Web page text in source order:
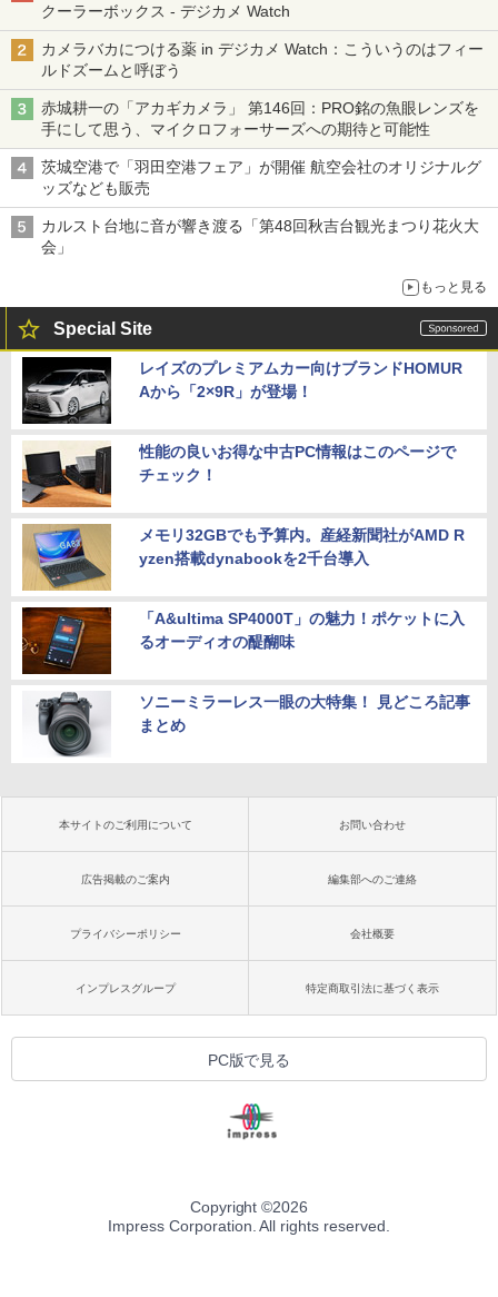
クーラーボックス - デジカメ Watch
カメラバカにつける薬 in デジカメ Watch：こういうのはフィー
ルドズームと呼ぼう
赤城耕一の「アカギカメラ」 第146回：PRO銘の魚眼レンズを
手にして思う、マイクロフォーサーズへの期待と可能性
茨城空港で「羽田空港フェア」が開催 航空会社のオリジナルグ
ッズなども販売
カルスト台地に音が響き渡る「第48回秋吉台観光まつり花火大
会」
もっと見る
Special Site
レイズのプレミアムカー向けブランドHOMUR
Aから「2×9R」が登場！
性能の良いお得な中古PC情報はこのページで
チェック！
メモリ32GBでも予算内。産経新聞社がAMD R
yzen搭載dynabookを2千台導入
「A&ultima SP4000T」の魅力！ポケットに入
るオーディオの醍醐味
ソニーミラーレス一眼の大特集！ 見どころ記事
まとめ
本サイトのご利用について お問い合わせ
広告掲載のご案内 編集部へのご連絡
プライバシーポリシー 会社概要
インプレスグループ 特定商取引法に基づく表示
PC版で見る
Copyright ©2026
Impress Corporation. All rights reserved.